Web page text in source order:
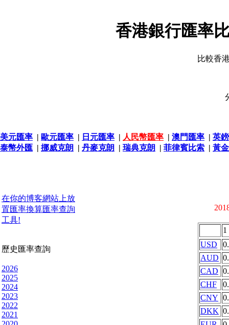
香港銀行匯率
比較香
美元匯率 | 歐元匯率 | 日元匯率 | 人民幣匯率 | 澳門匯率 | 英
泰幣外匯 | 挪威克朗 | 丹麥克朗 | 瑞典克朗 | 菲律賓比索 | 黃
在你的博客網站上放
置匯率換算匯率查詢
工具!
歷史匯率查詢
2026
2025
2024
2023
2022
2021
1
USD
AUD
CAD
CHF
CNY
DKK